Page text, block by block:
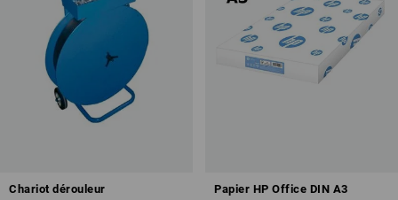
Chariot dérouleur Papier HP Office DIN A3